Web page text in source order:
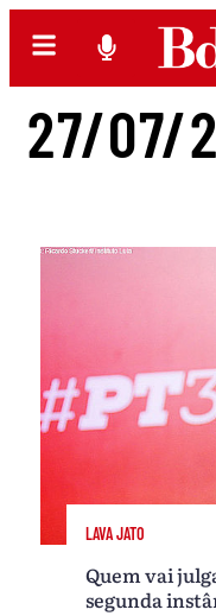
27/07/
LAVA JATO
Quem vai
segunda